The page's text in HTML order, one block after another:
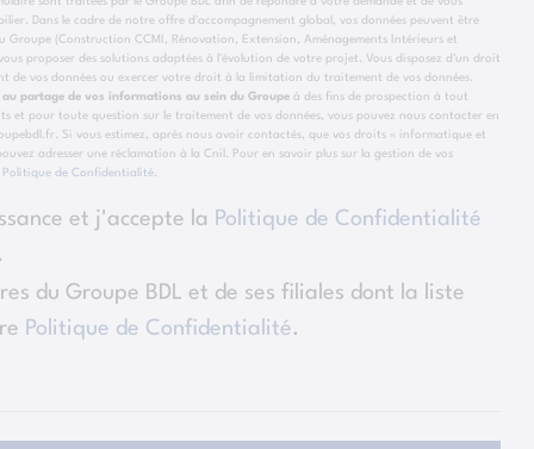
Dans le cadre de notre offre d'accompagnement global, vos données peuvent être
Groupe (Construction CCMI, Rénovation, Extension, Aménagements Intérieurs et
proposer des solutions adaptées à l'évolution de votre projet. Vous disposez d'un droit
de vos données ou exercer votre droit à la limitation du traitement de vos données.
au partage de vos informations au sein du Groupe à des fins de prospection à tout
et pour toute question sur le traitement de vos données, vous pouvez nous contacter en
Si vous estimez, après nous avoir contactés, que vos droits « informatique et
adresser une réclamation à la Cnil. Pour en savoir plus sur la gestion de vos
Politique de Confidentialité
et j'accepte la Politique de Confidentialité
du Groupe BDL et de ses filiales dont la liste
Politique de Confidentialité.